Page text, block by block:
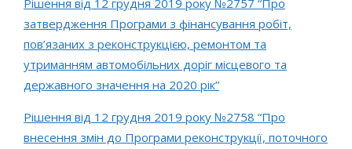
Рішення від 12 грудня 2019 року №2757 “Про
затвердження Програми з фінансування робіт,
пов’язаних з реконструкцією, ремонтом та
утриманням автомобільних доріг місцевого та
державного значення на 2020 рік”
Рішення від 12 грудня 2019 року №2758 “Про
внесення змін до Програми реконструкції, поточного